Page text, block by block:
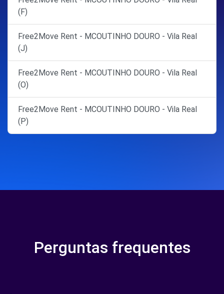
(F)
Free2Move Rent - MCOUTINHO DOURO - Vila Real
(J)
Free2Move Rent - MCOUTINHO DOURO - Vila Real
(O)
Free2Move Rent - MCOUTINHO DOURO - Vila Real
(P)
Perguntas frequentes